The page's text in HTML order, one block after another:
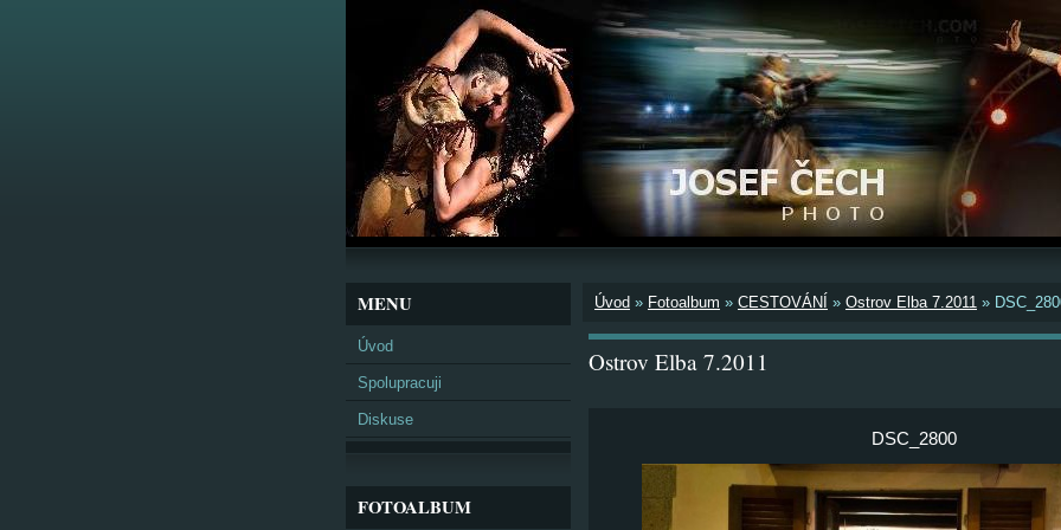
MENU
Úvod
Spolupracuji
Diskuse
FOTOALBUM
Úvod » Fotoalbum » CESTOVÁNÍ » Ostrov Elba 7.2011 »
Ostrov Elba 7.2011
DSC_2800